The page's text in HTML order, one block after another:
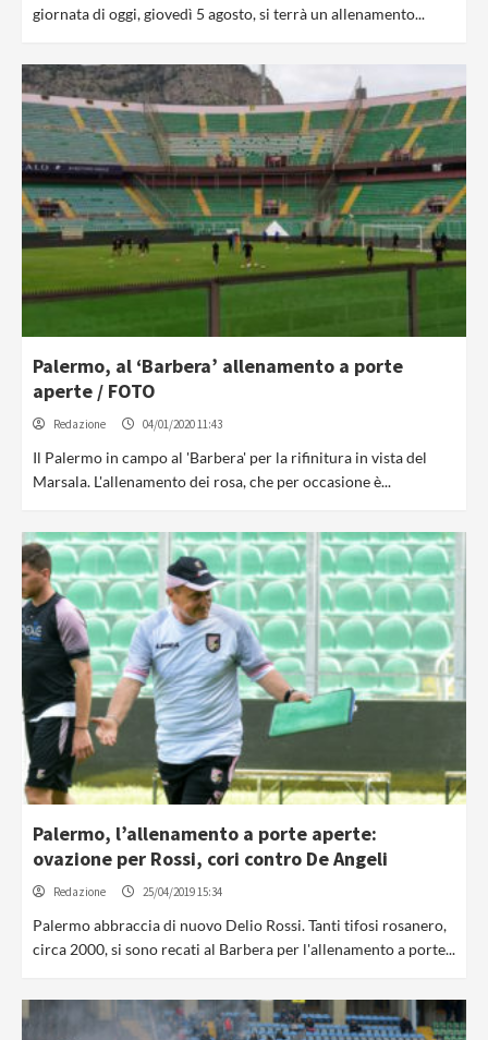
giornata di oggi, giovedì 5 agosto, si terrà un allenamento...
Palermo, al ‘Barbera’ allenamento a porte
aperte / FOTO
Redazione 04/01/2020 11:43
Il Palermo in campo al 'Barbera' per la rifinitura in vista del
Marsala. L'allenamento dei rosa, che per occasione è...
Palermo, l’allenamento a porte aperte:
ovazione per Rossi, cori contro De Angeli
Redazione 25/04/2019 15:34
Palermo abbraccia di nuovo Delio Rossi. Tanti tifosi rosanero,
circa 2000, si sono recati al Barbera per l'allenamento a porte...